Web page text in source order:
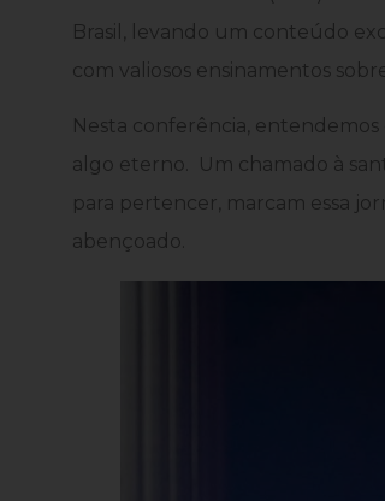
Brasil, levando um conteúdo
com valiosos ensinamentos
Nesta conferência,
algo eterno. Um chamado à
para pertencer, marcam essa
abençoado.